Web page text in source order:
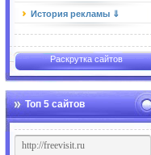
История рекламы ⇓
Раскрутка сайтов
Топ 5 сайтов